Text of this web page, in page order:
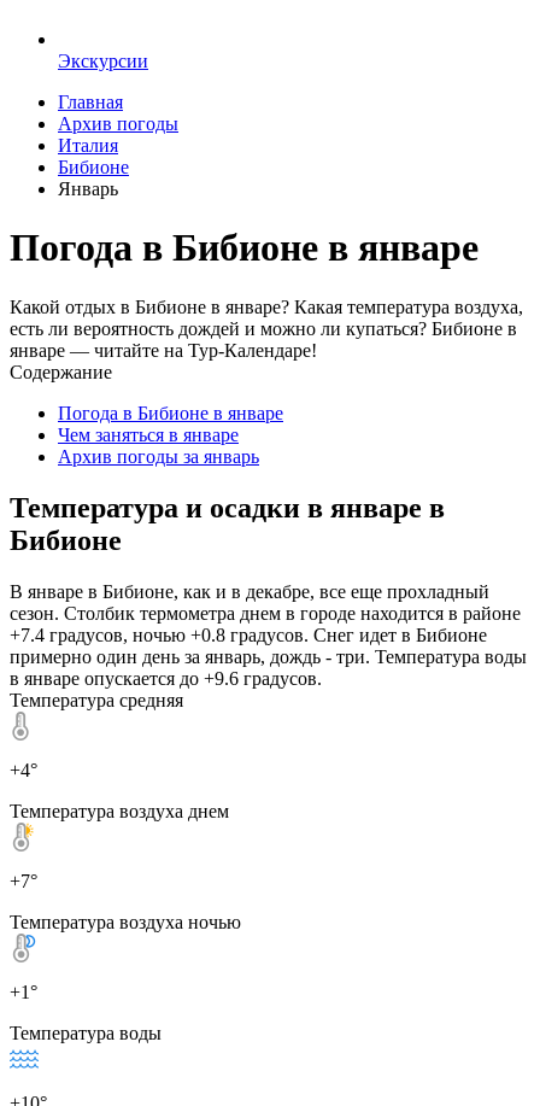
Экскурсии
Главная
Архив погоды
Италия
Бибионе
Январь
Погода в Бибионе в январе
Какой отдых в Бибионе в январе? Какая температура воздуха,
есть ли вероятность дождей и можно ли купаться? Бибионе в
январе — читайте на Тур-Календаре!
Содержание
Погода в Бибионе в январе
Чем заняться в январе
Архив погоды за январь
Температура и осадки в январе в
Бибионе
В январе в Бибионе, как и в декабре, все еще прохладный
сезон. Столбик термометра днем в городе находится в районе
+7.4 градусов, ночью +0.8 градусов. Снег идет в Бибионе
примерно один день за январь, дождь - три. Температура воды
в январе опускается до +9.6 градусов.
Температура средняя
+4°
Температура воздуха днем
+7°
Температура воздуха ночью
+1°
Температура воды